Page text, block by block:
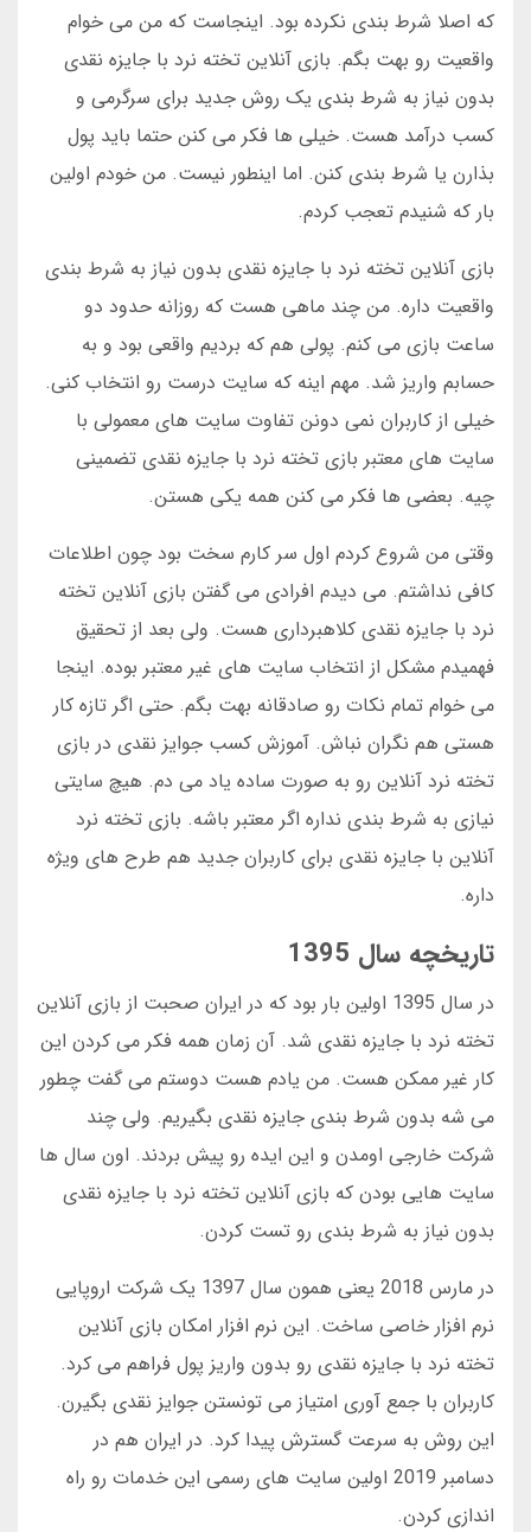
که اصلا شرط بندی نکرده بود. اینجاست که من می خوام
واقعیت رو بهت بگم. بازی آنلاین تخته نرد با جایزه نقدی
بدون نیاز به شرط بندی یک روش جدید برای سرگرمی و
کسب درآمد هست. خیلی ها فکر می کنن حتما باید پول
بذارن یا شرط بندی کنن. اما اینطور نیست. من خودم اولین
بار که شنیدم تعجب کردم.
بازی آنلاین تخته نرد با جایزه نقدی بدون نیاز به شرط بندی
واقعیت داره. من چند ماهی هست که روزانه حدود دو
ساعت بازی می کنم. پولی هم که بردیم واقعی بود و به
حسابم واریز شد. مهم اینه که سایت درست رو انتخاب کنی.
خیلی از کاربران نمی دونن تفاوت سایت های معمولی با
سایت های معتبر بازی تخته نرد با جایزه نقدی تضمینی
چیه. بعضی ها فکر می کنن همه یکی هستن.
وقتی من شروع کردم اول سر کارم سخت بود چون اطلاعات
کافی نداشتم. می دیدم افرادی می گفتن بازی آنلاین تخته
نرد با جایزه نقدی کلاهبرداری هست. ولی بعد از تحقیق
فهمیدم مشکل از انتخاب سایت های غیر معتبر بوده. اینجا
می خوام تمام نکات رو صادقانه بهت بگم. حتی اگر تازه کار
هستی هم نگران نباش. آموزش کسب جوایز نقدی در بازی
تخته نرد آنلاین رو به صورت ساده یاد می دم. هیچ سایتی
نیازی به شرط بندی نداره اگر معتبر باشه. بازی تخته نرد
آنلاین با جایزه نقدی برای کاربران جدید هم طرح های ویژه
داره.
تاریخچه سال 1395
در سال 1395 اولین بار بود که در ایران صحبت از بازی آنلاین
تخته نرد با جایزه نقدی شد. آن زمان همه فکر می کردن این
کار غیر ممکن هست. من یادم هست دوستم می گفت چطور
می شه بدون شرط بندی جایزه نقدی بگیریم. ولی چند
شرکت خارجی اومدن و این ایده رو پیش بردند. اون سال ها
سایت هایی بودن که بازی آنلاین تخته نرد با جایزه نقدی
بدون نیاز به شرط بندی رو تست کردن.
در مارس 2018 یعنی همون سال 1397 یک شرکت اروپایی
نرم افزار خاصی ساخت. این نرم افزار امکان بازی آنلاین
تخته نرد با جایزه نقدی رو بدون واریز پول فراهم می کرد.
کاربران با جمع آوری امتیاز می تونستن جوایز نقدی بگیرن.
این روش به سرعت گسترش پیدا کرد. در ایران هم در
دسامبر 2019 اولین سایت های رسمی این خدمات رو راه
اندازی کردن.